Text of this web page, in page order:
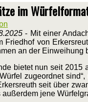
im
- Mit einer
Friedhof von
an der Einweihung
bietet nun seit
zugeordnet
seit über
jene